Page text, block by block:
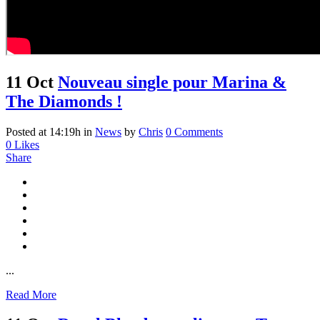
11 Oct Nouveau single pour Marina &
The Diamonds !
Posted at 14:19h in News by Chris 0 Comments
0 Likes
Share
...
Read More